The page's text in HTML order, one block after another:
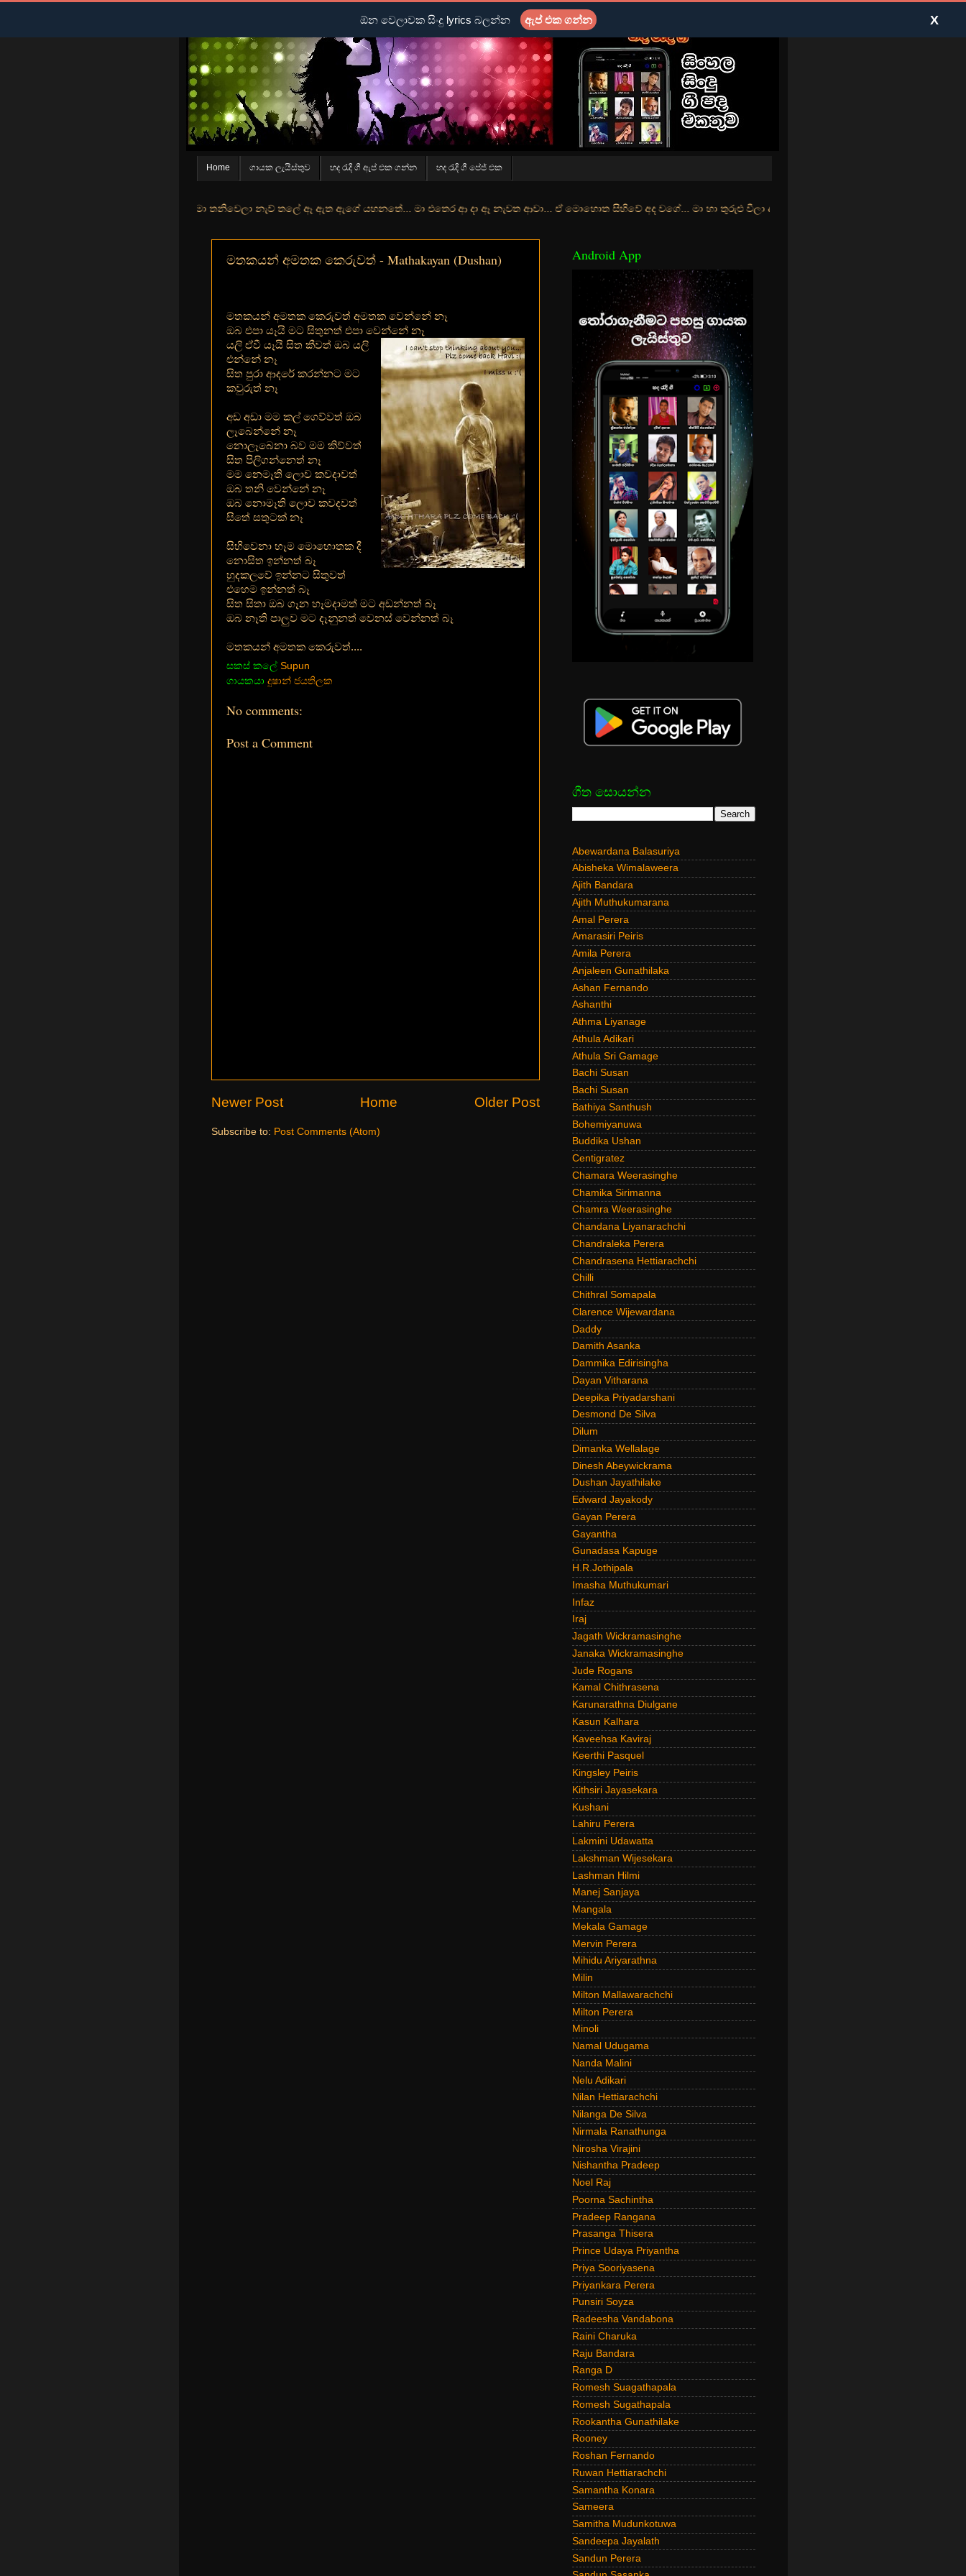
Home ගායක ලැයිස්තුව හද රැදි ගී ඇප් එක ගන්න හද රැදි ගී පේජ් එක
මුහුදු තීරේ ගල් මල් පිපුන යායේ මා තනිවෙලා නැව් තලේ ඈ ඇත ඇගේ යහනතේ... මා එතෙර ආ දා ඈ නැවත ආවා... ඒ මොහොත සිහිවේ අද වගේ... මා හා තුරුළු වීලා දෑසේ කදුළු බීලා රහසේ සුසුම් ලෑ හඩ ඇසේ... නිල්වන්
මතකයන් අමතක කෙරුවත් - Mathakayan (Dushan)
මතකයන් අමතක කෙරුවත් අමතක වෙන්නේ නෑ
ඔබ එපා යෑයි මට සිතුනත් එපා වෙන්නේ නෑ
යලි ඒවී යෑයි සිත කීවත් ඔබ යලි
එන්නේ නෑ
සිත පුරා ආදරේ කරන්නට මට
කවුරුත් නෑ
අඩ අඩා මම කල් ගෙව්වත් ඔබ
ලෑබෙන්නේ නෑ
නොලෑබෙනා බව මම කිව්වත්
සිත පිලිගන්නෙත් නෑ
මම නෙමෑති ලොව කවදාවත්
ඔබ තනි වෙන්නේ නෑ
ඔබ නොමෑති ලොව කවදවත්
සිතේ සතුටක් නෑ
සිහිවෙනා හෑම මොහොතක දී
නොසිත ඉන්නත් බෑ
හුදකලවේ ඉන්නට සිතුවත්
එහෙම ඉන්නත් බෑ
සිත සිතා ඔබ ගෑන හෑමදාමත් මට අඩන්නත් බෑ
ඔබ නෑති පාලුව මට දෑනුනත් වෙනස් වෙන්නත් බෑ
මතකයන් අමතක කෙරුවත්....
සකස් කලේ Supun
ගායකයා දුෂාන් ජයතිලක
No comments:
Post a Comment
Newer Post Older Post
Home
Subscribe to: Post Comments (Atom)
Android App
ගීත සොයන්න
Abewardana Balasuriya
Abisheka Wimalaweera
Ajith Bandara
Ajith Muthukumarana
Amal Perera
Amarasiri Peiris
Amila Perera
Anjaleen Gunathilaka
Ashan Fernando
Ashanthi
Athma Liyanage
Athula Adikari
Athula Sri Gamage
Bachi Susan
Bachi Susan
Bathiya Santhush
Bohemiyanuwa
Buddika Ushan
Centigratez
Chamara Weerasinghe
Chamika Sirimanna
Chamra Weerasinghe
Chandana Liyanarachchi
Chandraleka Perera
Chandrasena Hettiarachchi
Chilli
Chithral Somapala
Clarence Wijewardana
Daddy
Damith Asanka
Dammika Edirisingha
Dayan Vitharana
Deepika Priyadarshani
Desmond De Silva
Dilum
Dimanka Wellalage
Dinesh Abeywickrama
Dushan Jayathilake
Edward Jayakody
Gayan Perera
Gayantha
Gunadasa Kapuge
H.R.Jothipala
Imasha Muthukumari
Infaz
Iraj
Jagath Wickramasinghe
Janaka Wickramasinghe
Jude Rogans
Kamal Chithrasena
Karunarathna Diulgane
Kasun Kalhara
Kaveehsa Kaviraj
Keerthi Pasquel
Kingsley Peiris
Kithsiri Jayasekara
Kushani
Lahiru Perera
Lakmini Udawatta
Lakshman Wijesekara
Lashman Hilmi
Manej Sanjaya
Mangala
Mekala Gamage
Mervin Perera
Mihidu Ariyarathna
Milin
Milton Mallawarachchi
Milton Perera
Minoli
Namal Udugama
Nanda Malini
Nelu Adikari
Nilan Hettiarachchi
Nilanga De Silva
Nirmala Ranathunga
Nirosha Virajini
Nishantha Pradeep
Noel Raj
Poorna Sachintha
Pradeep Rangana
Prasanga Thisera
Prince Udaya Priyantha
Priya Sooriyasena
Priyankara Perera
Punsiri Soyza
Radeesha Vandabona
Raini Charuka
Raju Bandara
Ranga D
Romesh Suagathapala
Romesh Sugathapala
Rookantha Gunathilake
Rooney
Roshan Fernando
Ruwan Hettiarachchi
Samantha Konara
Sameera
Samitha Mudunkotuwa
Sandeepa Jayalath
Sandun Perera
ඕන වෙලාවක සිංදු lyrics බලන්න ඇප් එක ගන්න X